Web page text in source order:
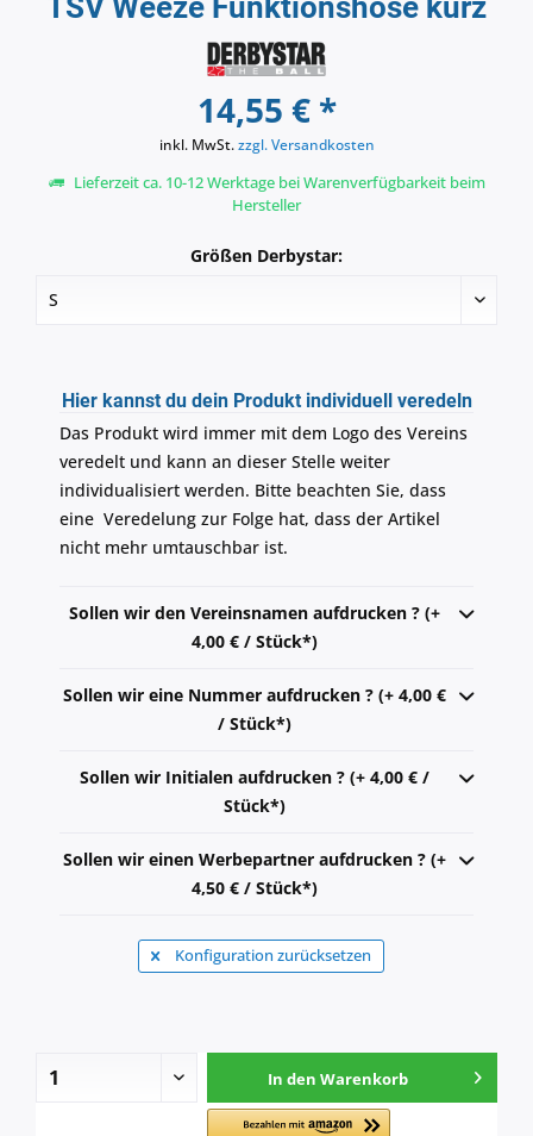
TSV Weeze Funktionshose kurz
14,55 € *
inkl. MwSt.zzgl. Versandkosten
Lieferzeit ca. 10-12 Werktage bei Warenverfügbarkeit beim
Hersteller
Größen Derbystar:
Hier kannst du dein Produkt individuell veredeln
Das Produkt wird immer mit dem Logo des Vereins
veredelt und kann an dieser Stelle weiter
individualisiert werden. Bitte beachten Sie, dass
eine Veredelung zur Folge hat, dass der Artikel
nicht mehr umtauschbar ist.
Sollen wir den Vereinsnamen aufdrucken ? (+
4,00 € / Stück*)
Sollen wir eine Nummer aufdrucken ? (+ 4,00 €
/ Stück*)
Sollen wir Initialen aufdrucken ? (+ 4,00 € /
Stück*)
Sollen wir einen Werbepartner aufdrucken ? (+
4,50 € / Stück*)
Konfiguration zurücksetzen
In den Warenkorb